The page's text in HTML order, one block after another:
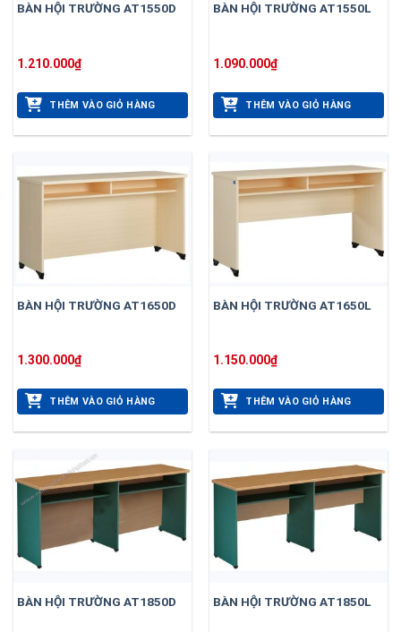
BÀN HỘI TRƯỜNG AT1550D
1.210.000₫
THÊM VÀO GIỎ HÀNG
BÀN HỘI TRƯỜNG AT1550L
1.090.000₫
THÊM VÀO GIỎ HÀNG
BÀN HỘI TRƯỜNG AT1650D
1.300.000₫
THÊM VÀO GIỎ HÀNG
BÀN HỘI TRƯỜNG AT1650L
1.150.000₫
THÊM VÀO GIỎ HÀNG
BÀN HỘI TRƯỜNG AT1850D BÀN HỘI TRƯỜNG AT1850L